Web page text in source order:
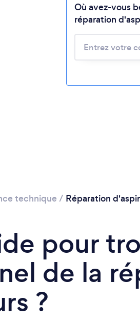
Où avez-vous
réparation
technique / Réparation
pour
de la
?